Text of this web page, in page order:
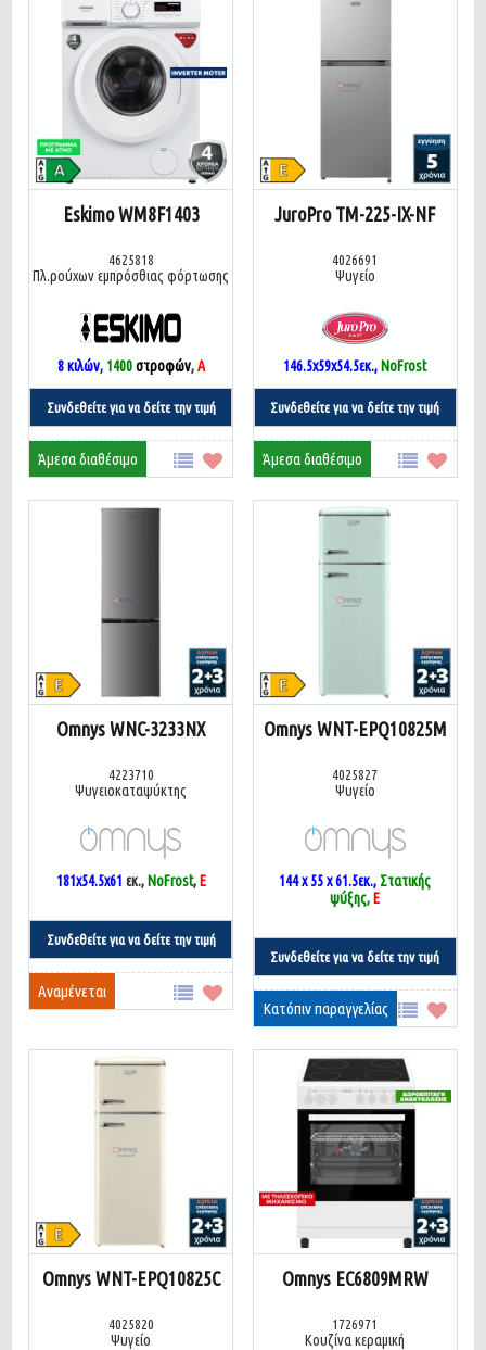
Eskimo WM8F1403
4625818
Πλ.ρούχων εμπρόσθιας φόρτωσης
8 κιλών,1400στροφών,A
Συνδεθείτε για να δείτε την τιμή
Άμεσα διαθέσιμο
JuroPro TM-225-IX-NF
4026691
Ψυγείο
146.5x59x54.5εκ., NoFrost
Συνδεθείτε για να δείτε την τιμή
Άμεσα διαθέσιμο
Omnys WNC-3233NX
4223710
Ψυγειοκαταψύκτης
181x54.5x61 εκ.,NoFrost,E
Συνδεθείτε για να δείτε την τιμή
Αναμένεται
Omnys WNT-EPQ10825M
4025827
Ψυγείο
144 x 55 x 61.5εκ., Στατικής
ψύξης,E
Συνδεθείτε για να δείτε την τιμή
Κατόπιν παραγγελίας
Omnys WNT-EPQ10825C
4025820
Ψυγείο
Omnys EC6809MRW
1726971
Κουζίνα κεραμική